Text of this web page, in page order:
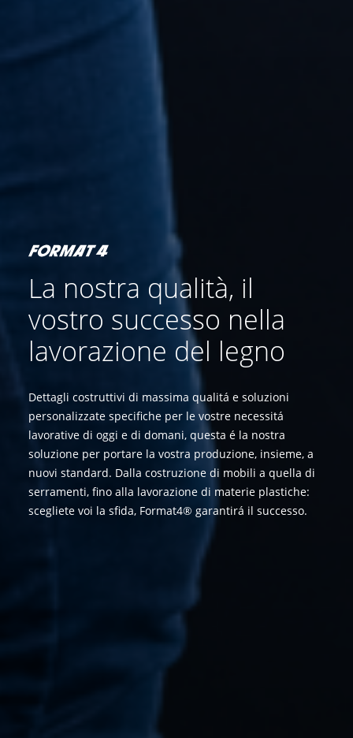
La nostra qualità, il
vostro successo nella
lavorazione del legno
Dettagli costruttivi di massima qualitá e soluzioni
personalizzate specifiche per le vostre necessitá
lavorative di oggi e di domani, questa é la nostra
soluzione per portare la vostra produzione, insieme, a
nuovi standard. Dalla costruzione di mobili a quella di
serramenti, fino alla lavorazione di materie plastiche:
scegliete voi la sfida, Format4® garantirá il successo.